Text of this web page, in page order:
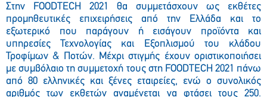
Στην FOODTECH 2021 θα συμμετάσχουν ως εκθέτες
προμηθευτικές επιχειρήσεις από την Ελλάδα και το
εξωτερικό που παράγουν ή εισάγουν προϊόντα και
υπηρεσίες Τεχνολογίας και Εξοπλισμού του κλάδου
Τροφίμων & Ποτών. Μέχρι στιγμής έχουν οριστικοποιήσει
με συμβόλαιο τη συμμετοχή τους στη FOODTECH 2021 πάνω
από 80 ελληνικές και ξένες εταιρείες, ενώ ο συνολικός
αριθμός των εκθετών αναμένεται να φτάσει τους 250.